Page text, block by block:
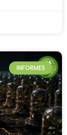
INFORMES